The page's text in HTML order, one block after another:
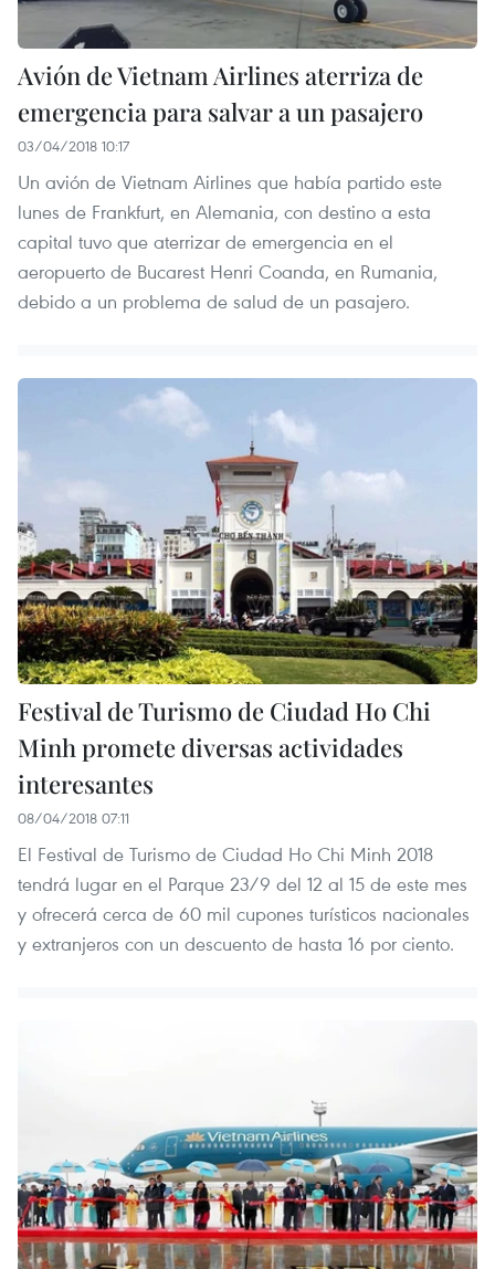
Avión de Vietnam Airlines aterriza de
emergencia para salvar a un pasajero
03/04/2018 10:17
Un avión de Vietnam Airlines que había partido este
lunes de Frankfurt, en Alemania, con destino a esta
capital tuvo que aterrizar de emergencia en el
aeropuerto de Bucarest Henri Coanda, en Rumania,
debido a un problema de salud de un pasajero.
Festival de Turismo de Ciudad Ho Chi
Minh promete diversas actividades
interesantes
08/04/2018 07:11
El Festival de Turismo de Ciudad Ho Chi Minh 2018
tendrá lugar en el Parque 23/9 del 12 al 15 de este mes
y ofrecerá cerca de 60 mil cupones turísticos nacionales
y extranjeros con un descuento de hasta 16 por ciento.